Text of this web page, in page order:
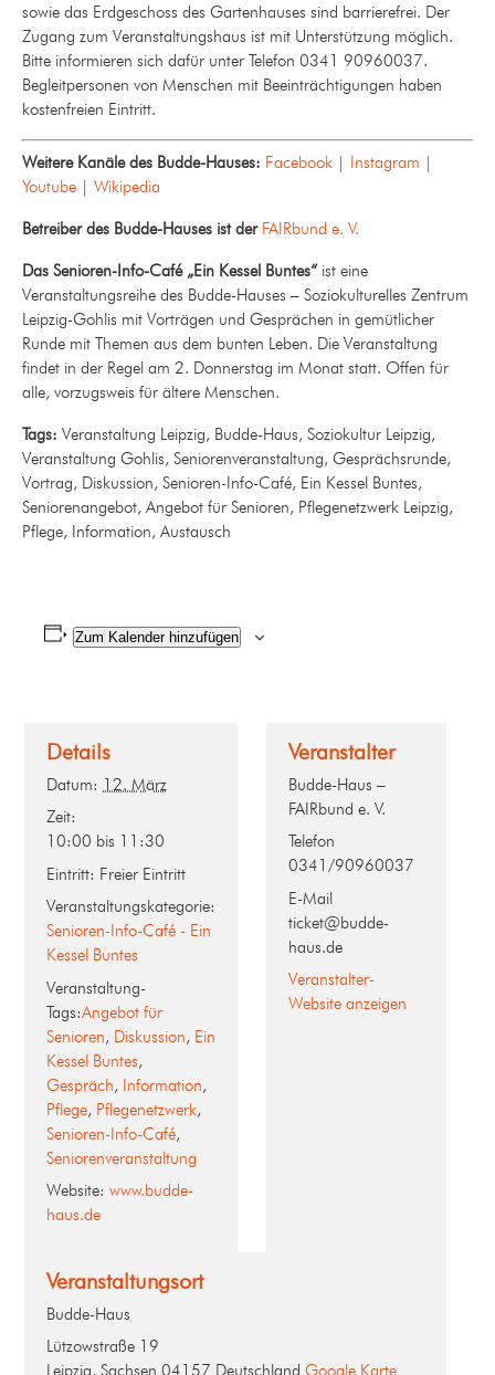
sowie das Erdgeschoss des Gartenhauses sind barrierefrei. Der
Zugang zum Veranstaltungshaus ist mit Unterstützung möglich.
Bitte informieren sich dafür unter Telefon 0341 90960037.
Begleitpersonen von Menschen mit Beeinträchtigungen haben
kostenfreien Eintritt.
Weitere Kanäle des Budde-Hauses: Facebook | Instagram |
Youtube | Wikipedia
Betreiber des Budde-Hauses ist der FAIRbund e. V.
Das Senioren-Info-Café „Ein Kessel Buntes“ist eine
Veranstaltungsreihe des Budde-Hauses – Soziokulturelles Zentrum
Leipzig-Gohlis mit Vorträgen und Gesprächen in gemütlicher
Runde mit Themen aus dem bunten Leben. Die Veranstaltung
findet in der Regel am 2. Donnerstag im Monat statt. Offen für
alle, vorzugsweis für ältere Menschen.
Tags: Veranstaltung Leipzig, Budde-Haus, Soziokultur Leipzig,
Veranstaltung Gohlis, Seniorenveranstaltung, Gesprächsrunde,
Vortrag, Diskussion, Senioren-Info-Café, Ein Kessel Buntes,
Seniorenangebot, Angebot für Senioren, Pflegenetzwerk Leipzig,
Pflege, Information, Austausch
Zum Kalender hinzufügen
Details
Datum: 12. März
Zeit:
10:00 bis 11:30
Eintritt: Freier Eintritt
Veranstaltungskategorie:
Senioren-Info-Café - Ein
Kessel Buntes
Veranstaltung-
Tags:Angebot für
Senioren, Diskussion, Ein
Kessel Buntes,
Gespräch, Information,
Pflege, Pflegenetzwerk,
Senioren-Info-Café,
Seniorenveranstaltung
Website: www.budde-
haus.de
Veranstaltungsort
Budde-Haus
Lützowstraße 19
Leipzig, Sachsen 04157 Deutschland Google Karte
Veranstalter
Budde-Haus –
FAIRbund e. V.
Telefon
0341/90960037
E-Mail
ticket@budde-
haus.de
Veranstalter-
Website anzeigen